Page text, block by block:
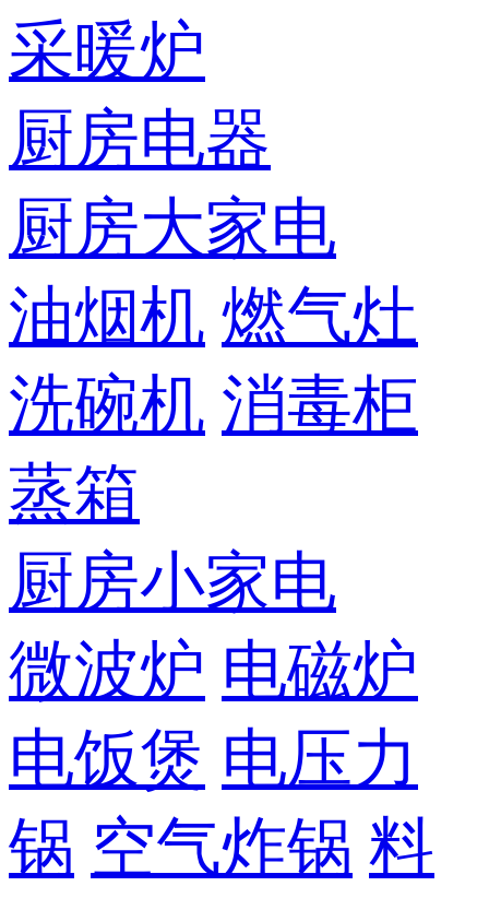
采暖炉
厨房电器
厨房大家电
油烟机 燃气灶
洗碗机 消毒柜
蒸箱
厨房小家电
微波炉 电磁炉
电饭煲 电压力
锅 空气炸锅 料